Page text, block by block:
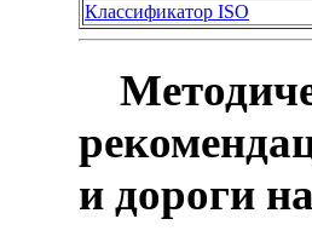
Классификатор ISO
и дороги